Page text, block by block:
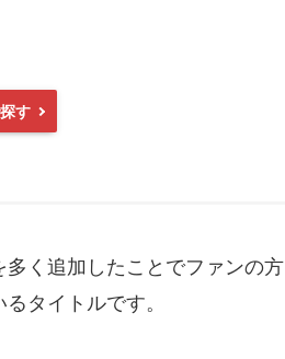
す
く追加したことでファンの方
タイトルです。